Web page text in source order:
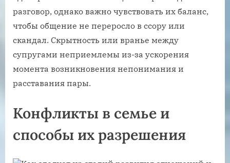
разговор, однако важно чувствовать их баланс,
чтобы общение не переросло в ссору или
скандал. Скрытность или вранье между
супругами неприемлемы из-за ускорения
момента возникновения непонимания и
расставания пары.
Конфликты в семье и
способы их разрешения